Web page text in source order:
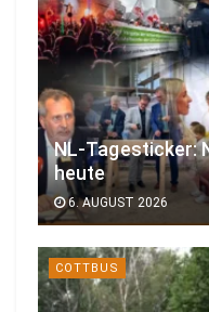
NL-Tagesticker:
heute
6. AUGUST 2026
COTTBUS